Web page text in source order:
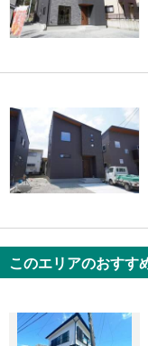
このエリアのおすす